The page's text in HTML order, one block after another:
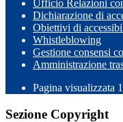
Ufficio Relazioni
Dichiarazione di
Obiettivi di
Whistleblowing
Gestione consensi
Amministrazione
Pagina visualizzata
Sezione Copyright